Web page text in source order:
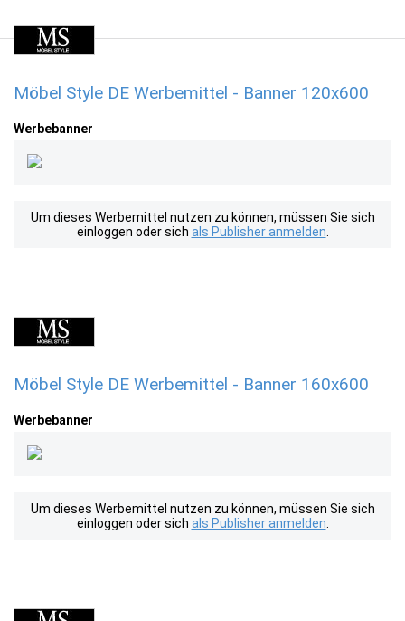
Möbel Style DE Werbemittel - Banner 120x600
Werbebanner
Um dieses Werbemittel nutzen zu können, müssen Sie sich
einloggen oder sich als Publisher anmelden
Möbel Style DE Werbemittel - Banner 160x600
Werbebanner
Um dieses Werbemittel nutzen zu können, müssen Sie sich
einloggen oder sich als Publisher anmelden